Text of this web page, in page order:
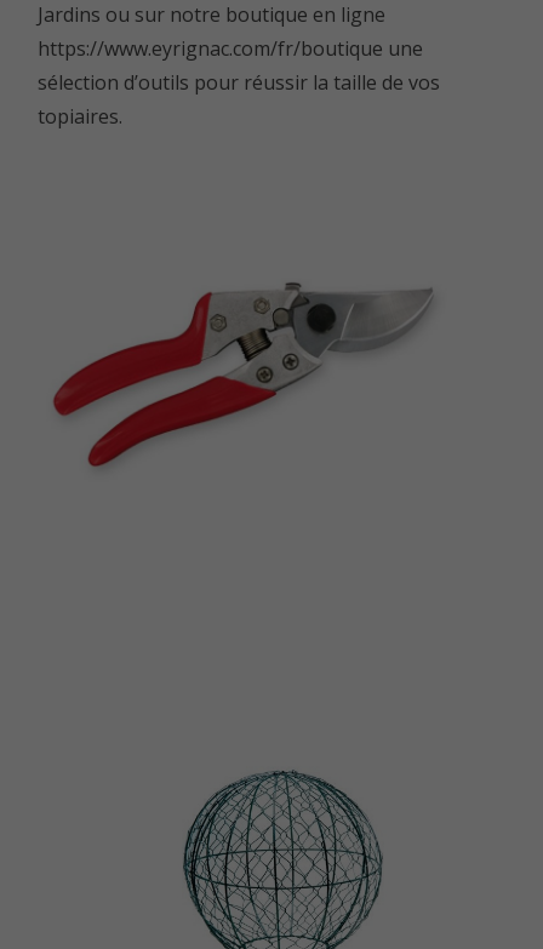
Jardins ou sur notre boutique en ligne
https://www.eyrignac.com/fr/boutique une
sélection d’outils pour réussir la taille de vos
topiaires.